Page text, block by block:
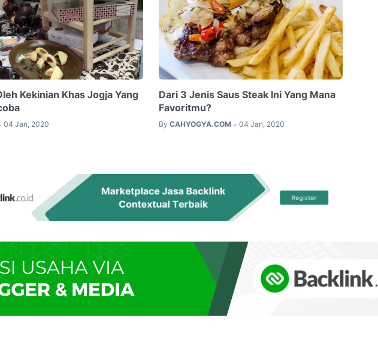
Kekinian Khas Jogja Yang
04 Jan, 2020
Dari 3 Jenis Saus Steak Ini Yang Mana
Favoritmu?
By CAHYOGYA.COM • 04 Jan, 2020